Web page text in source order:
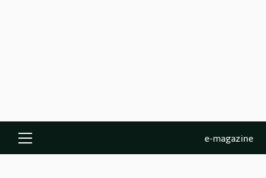
Primary
Menu
e-magazine